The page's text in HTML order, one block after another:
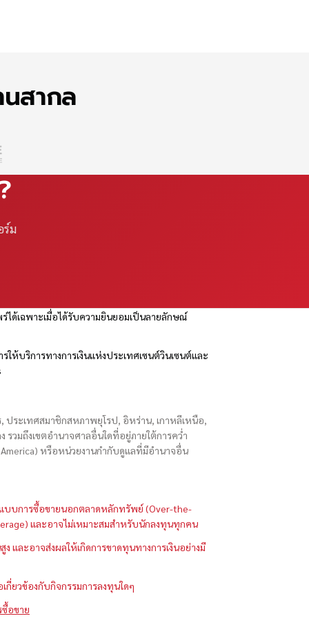
สากล
ร์ม
ได้เฉพาะเมื่อได้รับความยินยอมเป็นลายลักษณ์
ห้บริการทางการเงินแห่งประเทศเซนต์วินเซนต์และ
ประเทศสมาชิกสหภาพยุโรป, อิหร่าน, เกาหลีเหนือ,
รวมถึงเขตอำนาจศาลอื่นใดที่อยู่ภายใต้การคว่ำ
หรือหน่วยงานกำกับดูแลที่มีอำนาจอื่น
แบบการซื้อขายนอกตลาดหลักทรัพย์ (Over-the-
และอาจไม่เหมาะสมสำหรับนักลงทุนทุกคน
ง และอาจส่งผลให้เกิดการขาดทุนทางการเงินอย่างมี
กี่ยวข้องกับกิจกรรมการลงทุนใดๆ
ซื้อขาย